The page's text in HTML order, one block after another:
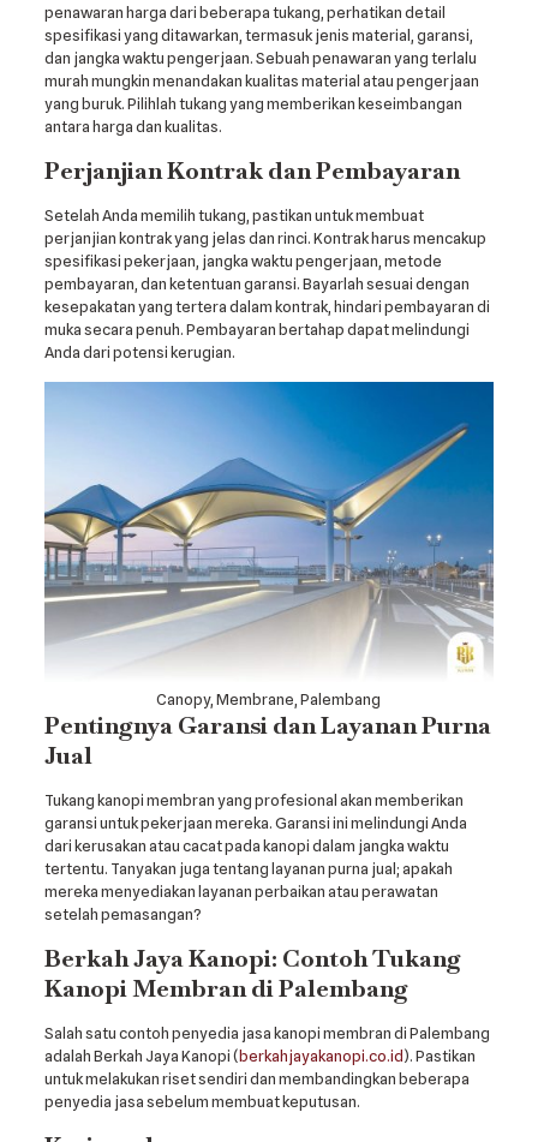
penawaran harga dari beberapa tukang, perhatikan detail
spesifikasi yang ditawarkan, termasuk jenis material, garansi,
dan jangka waktu pengerjaan. Sebuah penawaran yang terlalu
murah mungkin menandakan kualitas material atau pengerjaan
yang buruk. Pilihlah tukang yang memberikan keseimbangan
antara harga dan kualitas.
Perjanjian Kontrak dan Pembayaran
Setelah Anda memilih tukang, pastikan untuk membuat
perjanjian kontrak yang jelas dan rinci. Kontrak harus mencakup
spesifikasi pekerjaan, jangka waktu pengerjaan, metode
pembayaran, dan ketentuan garansi. Bayarlah sesuai dengan
kesepakatan yang tertera dalam kontrak, hindari pembayaran di
muka secara penuh. Pembayaran bertahap dapat melindungi
Anda dari potensi kerugian.
Canopy, Membrane, Palembang
Pentingnya Garansi dan Layanan Purna
Jual
Tukang kanopi membran yang profesional akan memberikan
garansi untuk pekerjaan mereka. Garansi ini melindungi Anda
dari kerusakan atau cacat pada kanopi dalam jangka waktu
tertentu. Tanyakan juga tentang layanan purna jual; apakah
mereka menyediakan layanan perbaikan atau perawatan
setelah pemasangan?
Berkah Jaya Kanopi: Contoh Tukang
Kanopi Membran di Palembang
Salah satu contoh penyedia jasa kanopi membran di Palembang
adalah Berkah Jaya Kanopi (berkahjayakanopi.co.id). Pastikan
untuk melakukan riset sendiri dan membandingkan beberapa
penyedia jasa sebelum membuat keputusan.